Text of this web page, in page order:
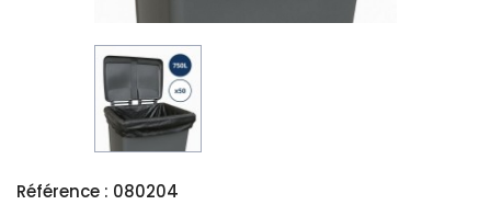
Référence : 080204